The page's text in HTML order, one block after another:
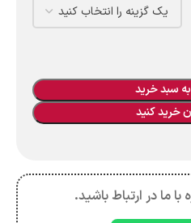
سبد خرید
خرید کنید
ما در ارتباط باشید.